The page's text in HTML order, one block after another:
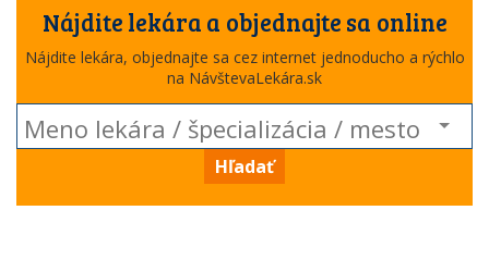
Nájdite lekára a objednajte sa online
Nájdite lekára, objednajte sa cez internet jednoducho a rýchlo
na NávštevaLekára.sk
Hľadať